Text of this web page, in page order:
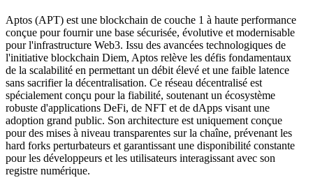
Aptos (APT) est une blockchain de couche 1 à haute performance
conçue pour fournir une base sécurisée, évolutive et modernisable
pour l'infrastructure Web3. Issu des avancées technologiques de
l'initiative blockchain Diem, Aptos relève les défis fondamentaux
de la scalabilité en permettant un débit élevé et une faible latence
sans sacrifier la décentralisation. Ce réseau décentralisé est
spécialement conçu pour la fiabilité, soutenant un écosystème
robuste d'applications DeFi, de NFT et de dApps visant une
adoption grand public. Son architecture est uniquement conçue
pour des mises à niveau transparentes sur la chaîne, prévenant les
hard forks perturbateurs et garantissant une disponibilité constante
pour les développeurs et les utilisateurs interagissant avec son
registre numérique.